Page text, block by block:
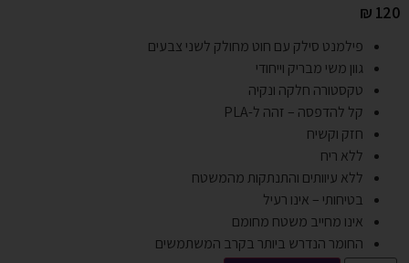
₪ 120
פילמנט סילק עם חוט מחולק לשני צבעים
גוון משי מבריק וייחודי
טקסטורה חלקה ונקיה
קל להדפסה – זהה ל-PLA
חזק וקשיח
ללא ריח
ללא עיוותים והתנתקות מהמשטח
בטיחותי – אינו רעיל
אינו מחייב משטח מחומם
החומר הנדרש ביותר בקרב המשתמשים